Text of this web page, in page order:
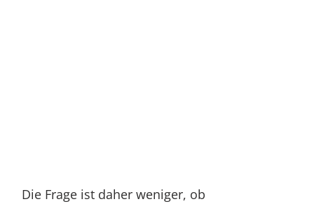
Die Frage ist daher weniger, ob